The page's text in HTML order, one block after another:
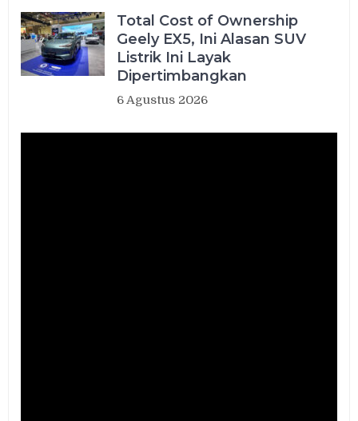
Total Cost of Ownership
Geely EX5, Ini Alasan SUV
Listrik Ini Layak
Dipertimbangkan
6 Agustus 2026